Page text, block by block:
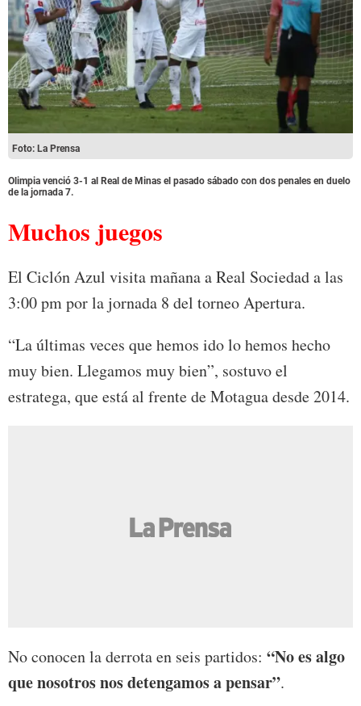
Foto: La Prensa
Olimpia venció 3-1 al Real de Minas el pasado sábado con dos penales en duelo
de la jornada 7.
Muchos juegos
El Ciclón Azul visita mañana a Real Sociedad a las
3:00 pm por la jornada 8 del torneo Apertura.
“La últimas veces que hemos ido lo hemos hecho
muy bien. Llegamos muy bien”, sostuvo el
estratega, que está al frente de Motagua desde 2014.
No conocen la derrota en seis partidos: “No es algo
que nosotros nos detengamos a pensar”.